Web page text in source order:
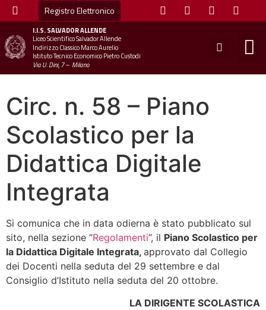
Registro Elettronico
I.I.S.SALVADOR ALLENDE
Liceo Scientifico Salvador Allende
Indirizzo Classico Marco Aurelio
Istituto Tecnico Economico Pietro Custodi
Via U. Dini, 7 – Milano
Circ. n. 58 – Piano
Scolastico per la
Didattica Digitale
Integrata
Si comunica che in data odierna è stato pubblicato sul
sito, nella sezione “Regolamenti”, il Piano Scolastico per
la Didattica Digitale Integrata, approvato dal Collegio
dei Docenti nella seduta del 29 settembre e dal
Consiglio d’Istituto nella seduta del 20 ottobre.
LA DIRIGENTE SCOLASTICA